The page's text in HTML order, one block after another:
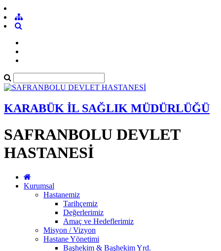
KARABÜK İL SAĞLIK MÜDÜRLÜĞÜ
SAFRANBOLU DEVLET
HASTANESİ
Kurumsal
Hastanemiz
Tarihçemiz
Değerlerimiz
Amaç ve Hedeflerimiz
Misyon / Vizyon
Hastane Yönetimi
Başhekim & Başhekim Yrd.